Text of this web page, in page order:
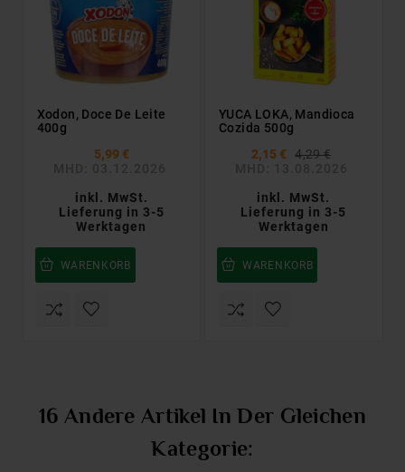
Xodon, Doce De Leite
400g
5,99 €
inkl. MwSt.
Lieferung in 3-5
Werktagen
WARENKORB
YUCA LOKA, Mandioca
Cozida 500g
2,15 €
4,29 €
inkl. MwSt.
Lieferung in 3-5
Werktagen
WARENKORB
16 Andere Artikel In Der Gleichen
Kategorie: